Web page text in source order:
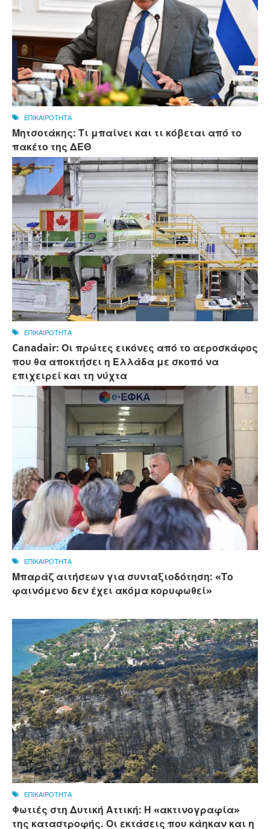
ΕΠΙΚΑΙΡΟΤΗΤΑ
Μητσοτάκης: Τι μπαίνει και τι κόβεται από το
πακέτο της ΔΕΘ
ΕΠΙΚΑΙΡΟΤΗΤΑ
Canadair: Οι πρώτες εικόνες από το αεροσκάφος
που θα αποκτήσει η Ελλάδα με σκοπό να
επιχειρεί και τη νύχτα
ΕΠΙΚΑΙΡΟΤΗΤΑ
Μπαράζ αιτήσεων για συνταξιοδότηση: «Το
φαινόμενο δεν έχει ακόμα κορυφωθεί»
ΕΠΙΚΑΙΡΟΤΗΤΑ
Φωτιές στη Δυτική Αττική: Η «ακτινογραφία»
της καταστροφής. Οι εκτάσεις που κάηκαν και η